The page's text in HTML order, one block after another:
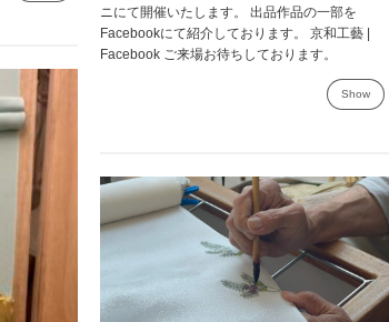
ニにて開催いたします。 出品作品の一部を
Facebookにて紹介しております。 京和工藝 |
Facebook ご来場お待ちしております。
Show